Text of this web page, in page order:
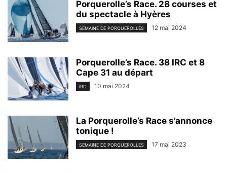
Porquerolle’s Race. 28 courses et
du spectacle à Hyères
SEMAINE DE PORQUEROLLES 12 mai 2024
Porquerolle’s Race. 38 IRC et 8
Cape 31 au départ
IRC 10 mai 2024
La Porquerolle’s Race s’annonce
tonique !
SEMAINE DE PORQUEROLLES 17 mai 2023